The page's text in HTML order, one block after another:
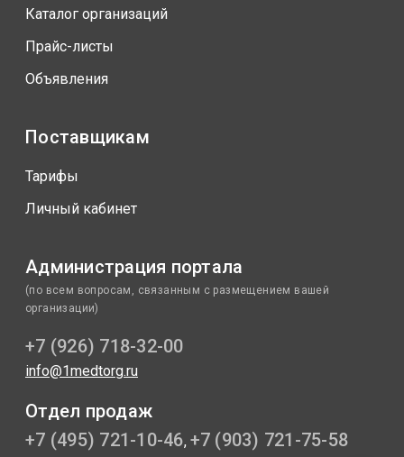
Каталог организаций
Прайс-листы
Объявления
Поставщикам
Тарифы
Личный кабинет
Администрация портала
(по всем вопросам, связанным с размещением вашей
организации)
+7 (926) 718-32-00
info@1medtorg.ru
Отдел продаж
+7 (495) 721-10-46, +7 (903) 721-75-58